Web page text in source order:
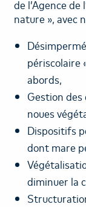
de l’Agence de
nature », avec
périscolaire
abords,
Gestion des
noues
Dispositifs
dont mare
diminuer la